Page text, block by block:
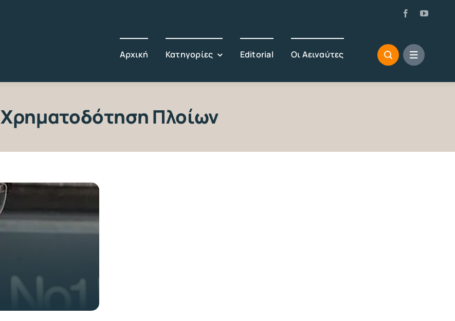
Αρχική Κατηγορίες Editorial Οι Αειναύτες
Χρηματοδότηση Πλοίων